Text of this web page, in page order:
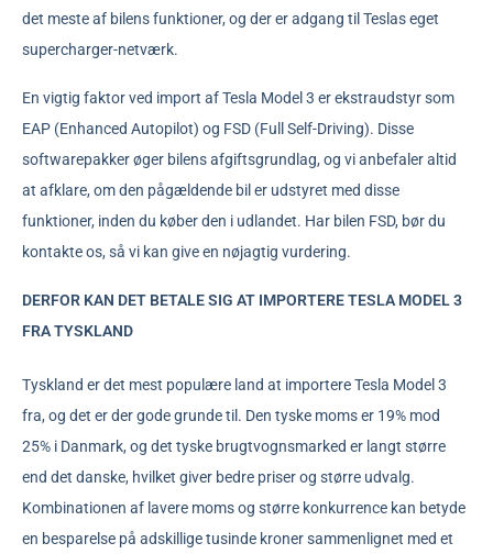
det meste af bilens funktioner, og der er adgang til Teslas eget
supercharger-netværk.
En vigtig faktor ved import af Tesla Model 3 er ekstraudstyr som
EAP (Enhanced Autopilot) og FSD (Full Self-Driving). Disse
softwarepakker øger bilens afgiftsgrundlag, og vi anbefaler altid
at afklare, om den pågældende bil er udstyret med disse
funktioner, inden du køber den i udlandet. Har bilen FSD, bør du
kontakte os, så vi kan give en nøjagtig vurdering.
DERFOR KAN DET BETALE SIG AT IMPORTERE TESLA MODEL 3
FRA TYSKLAND
Tyskland er det mest populære land at importere Tesla Model 3
fra, og det er der gode grunde til. Den tyske moms er 19% mod
25% i Danmark, og det tyske brugtvognsmarked er langt større
end det danske, hvilket giver bedre priser og større udvalg.
Kombinationen af lavere moms og større konkurrence kan betyde
en besparelse på adskillige tusinde kroner sammenlignet med et